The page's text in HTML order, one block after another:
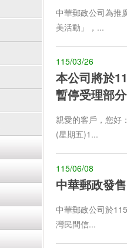
中華郵政公司為推
美活動」，...
115/03/26
本公司將於
暫停受理部分
親愛的客戶，您好
(星期五)1...
115/06/08
中華郵政發
中華郵政公司於
灣民間信...